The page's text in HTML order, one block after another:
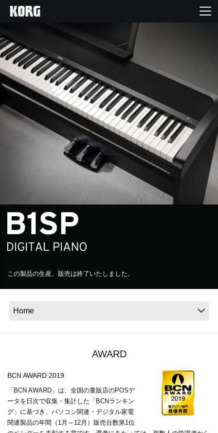
Products
Import Products
Features
Store Locator
Location
この製品の生産、販売は終了いたしました。
AWARD
BCN AWARD 2019
「BCN AWARD」は、全国の量販店のPOSデ
ータを日次で収集・集計した「BCNランキン
グ」に基づき、パソコン関連・デジタル家電
関連製品の年間（1月～12月）販売台数第1位